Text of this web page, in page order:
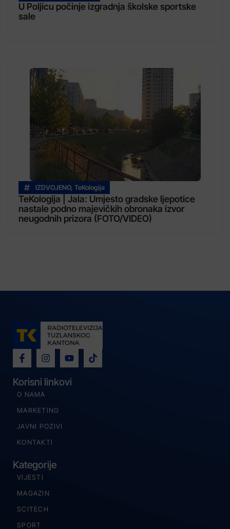
U Poljicu počinje izgradnja školske sportske
sale
IZDVOJENO, TeKologija
TeKologija | Jala: Umjesto gradske ljepotice
nastale podno majevičkih obronaka izvor
neugodnih prizora (FOTO/VIDEO)
Korisni linkovi
O NAMA
MARKETING
JAVNI POZIVI
KONTAKTI
Kategorije
VIJESTI
MAGAZIN
SCITECH
SPORT